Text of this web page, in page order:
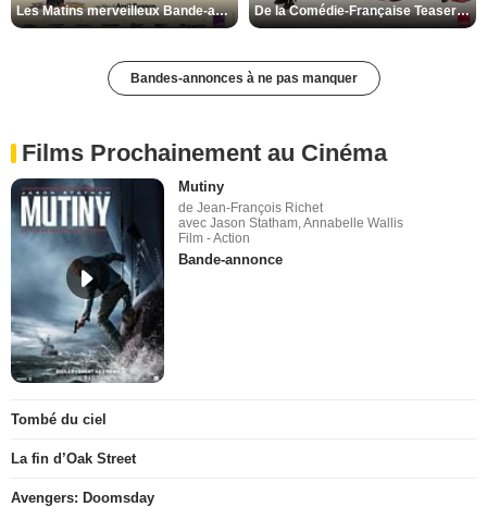
Les Matins merveilleux Bande-annonce VF De la Comédie-Française Teaser VF
Bandes-annonces à ne pas manquer
Films Prochainement au Cinéma
Mutiny
de Jean-François Richet
avec Jason Statham, Annabelle Wallis
Film - Action
Bande-annonce
Tombé du ciel
La fin d’Oak Street
Avengers: Doomsday